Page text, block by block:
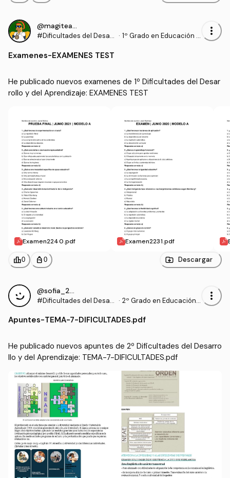
@magiteacher
#Dificultades del Desarr · 1º Grado en Educación P
more_vert
Examenes-EXAMENES TEST
He publicado nuevos examenes de 1º Dificultades del Desar
rollo y del Aprendizaje: EXAMENES TEST
Examen2240.pdf Examen2231.pdf
leaderboard0 personal_bag 0 Descargar
@sofia_2006
#Dificultades del Desarr · 2º Grado en Educación P
more_vert
Apuntes-TEMA-7-DIFICULTADES.pdf
He publicado nuevos apuntes de 2º Dificultades del Desarro
llo y del Aprendizaje: TEMA-7-DIFICULTADES.pdf